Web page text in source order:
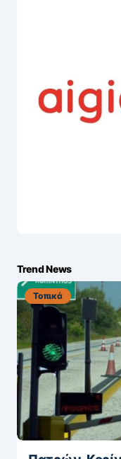
Trend News
Τοπικά